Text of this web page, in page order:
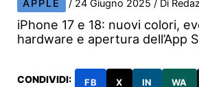
APPLE / 24 Giugno 2025/ Di
iPhone 17 e 18: nuovi colori,
hardware e apertura dell’App
CONDIVIDI: FB X IN WA